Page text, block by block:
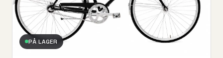
PÅ LAGER